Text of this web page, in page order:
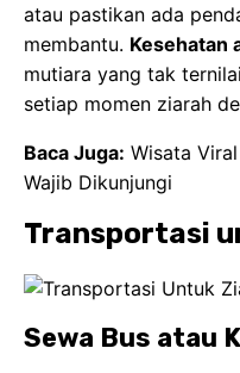
atau pastikan ada
membantu. Kesehatan
mutiara yang tak
setiap momen ziarah
Baca Juga: Wisata
Wajib Dikunjungi
Transportasi
Sewa Bus atau